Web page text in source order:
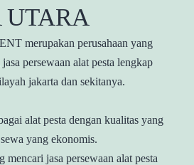
UTARA
merupakan perusahaan yang
persewaan alat pesta lengkap
jakarta dan sekitanya.
alat pesta dengan kualitas yang
yang ekonomis.
mencari jasa persewaan alat pesta